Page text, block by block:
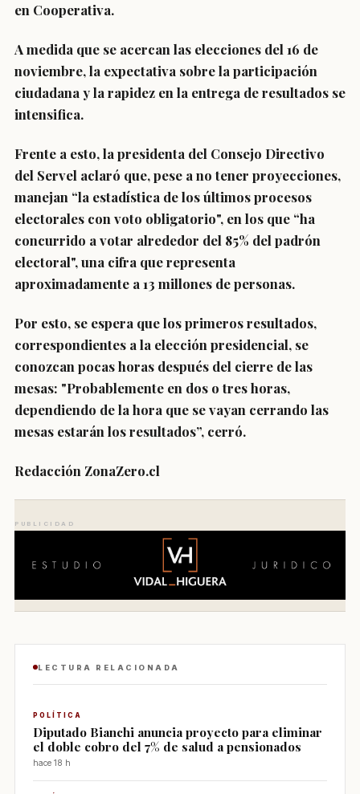
en Cooperativa.
A medida que se acercan las elecciones del 16 de
noviembre,la expectativa sobre la participación
ciudadana y la rapidez en la entrega de resultados se
intensifica.
Frente a esto, la presidenta del Consejo Directivo
del Servel aclaró que, pese a no tener proyecciones,
manejan “la estadística de los últimos procesos
electorales con voto obligatorio", en los que “ha
concurrido a votar alrededor del 85% del padrón
electoral", una cifra que representa
aproximadamente a 13 millones de personas.
Por esto, se espera quelos primeros resultados,
correspondientes a la elección presidencial, se
conozcan pocas horas después del cierre de las
mesas: "Probablemente en dos o tres horas,
dependiendo de la hora que se vayan cerrando las
mesas estarán los resultados”, cerró.
Redacción ZonaZero.cl
PUBLICIDAD
LECTURA RELACIONADA
POLÍTICA
Diputado Bianchi anuncia proyecto para eliminar
el doble cobro del 7% de salud a pensionados
hace 18 h